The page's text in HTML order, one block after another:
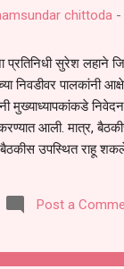
chittoda -
प्रतिनिधी सुरेश लहाने
निवडीवर पालकांनी
मुख्याध्यापकांकडे
आली. मात्र,
उपस्थित राहू शकले
फेरनिवडणूक घेण्यात
तसेच तालुका शिक्षण
Post a